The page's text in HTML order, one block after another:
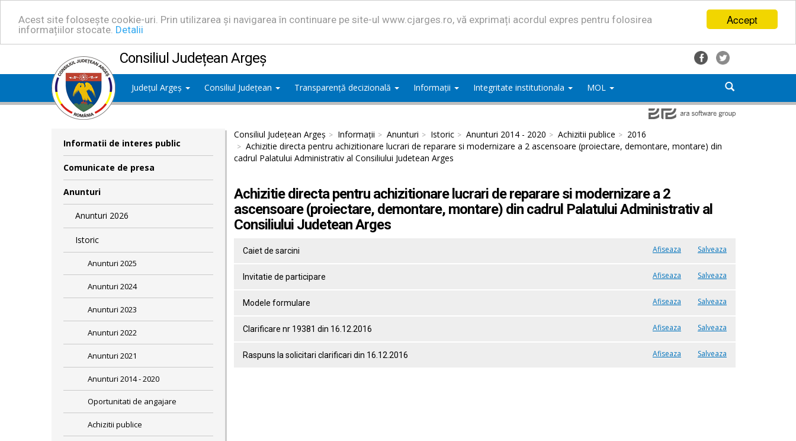
Accept
Acest site folosește cookie-uri. Prin utilizarea și navigarea în continuare pe site-ul www.cjarges.ro, vă exprimați acordul expres pentru folosirea
informațiilor stocate. Detalii
Consiliul Județean Argeș
Județul Argeș Consiliul Județean Transparență decizională Informații Integritate institutionala MOL
Informatii de interes public
Comunicate de presa
Anunturi
Anunturi 2026
Istoric
Anunturi 2025
Anunturi 2024
Anunturi 2023
Anunturi 2022
Anunturi 2021
Anunturi 2014 - 2020
Oportunitati de angajare
Achizitii publice
Consiliul Județean Argeș Informații Anunturi Istoric Anunturi 2014 - 2020 Achizitii publice
2016
Achizitie directa pentru achizitionare lucrari de reparare si modernizare a 2 ascensoare (proiectare, demontare, montare) din
cadrul Palatului Administrativ al Consiliului Judetean Arges
Achizitie directa pentru achizitionare lucrari de reparare si modernizare a 2
ascensoare (proiectare, demontare, montare) din cadrul Palatului Administrativ al
Consiliului Judetean Arges
Caiet de sarcini Afiseaza Salveaza
Invitatie de participare Afiseaza Salveaza
Modele formulare Afiseaza Salveaza
Clarificare nr 19381 din 16.12.2016 Afiseaza Salveaza
Raspuns la solicitari clarificari din 16.12.2016 Afiseaza Salveaza